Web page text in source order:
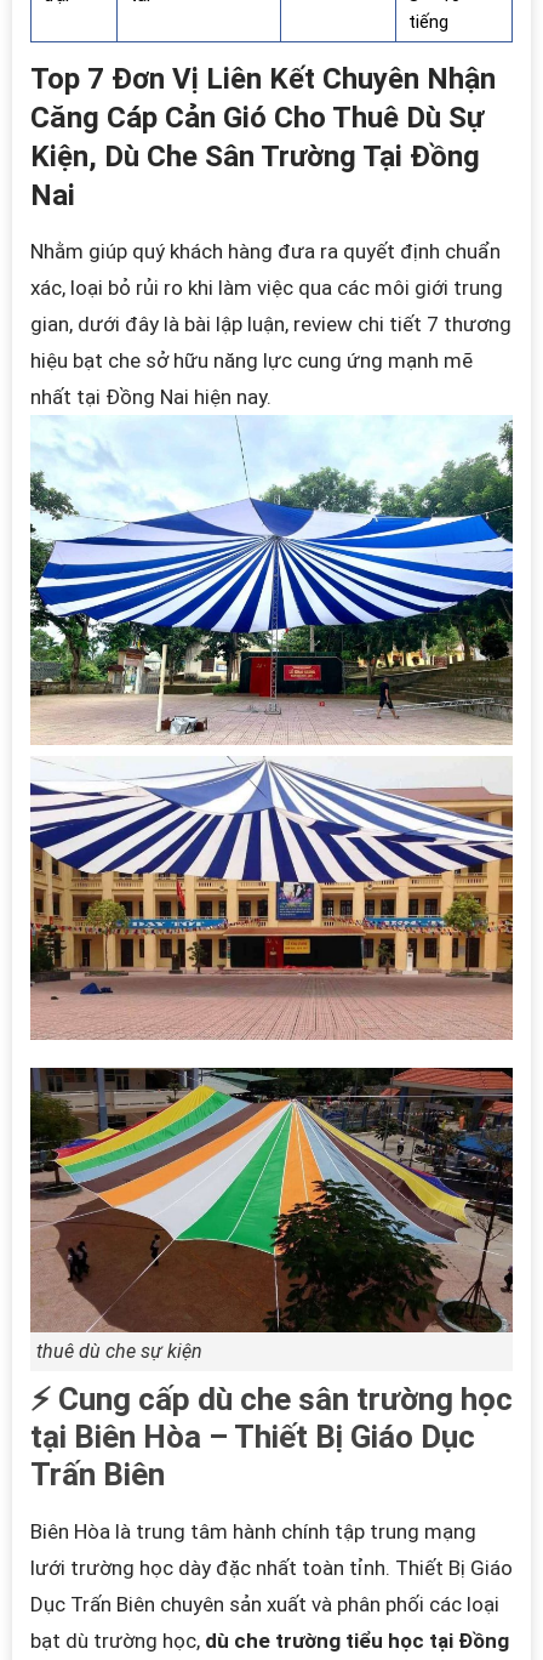
tiếng
Top 7 Đơn Vị Liên Kết Chuyên Nhận
Căng Cáp Cản Gió Cho Thuê Dù Sự
Kiện, Dù Che Sân Trường Tại Đồng
Nai
Nhằm giúp quý khách hàng đưa ra quyết định chuẩn
xác, loại bỏ rủi ro khi làm việc qua các môi giới trung
gian, dưới đây là bài lập luận, review chi tiết 7 thương
hiệu bạt che sở hữu năng lực cung ứng mạnh mẽ
nhất tại Đồng Nai hiện nay.
thuê dù che sự kiện
⚡ Cung cấp dù che sân trường học
tại Biên Hòa – Thiết Bị Giáo Dục
Trấn Biên
Biên Hòa là trung tâm hành chính tập trung mạng
lưới trường học dày đặc nhất toàn tỉnh. Thiết Bị Giáo
Dục Trấn Biên chuyên sản xuất và phân phối các loại
bạt dù trường học, dù che trường tiểu học tại Đồng